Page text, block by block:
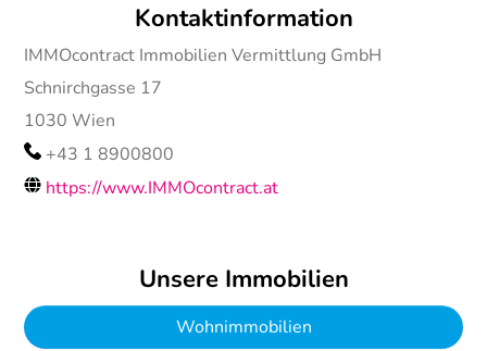
Kontaktinformation
IMMOcontract Immobilien Vermittlung GmbH
Schnirchgasse 17
1030Wien
+43 1 8900800
https://www.IMMOcontract.at
Unsere Immobilien
Wohnimmobilien